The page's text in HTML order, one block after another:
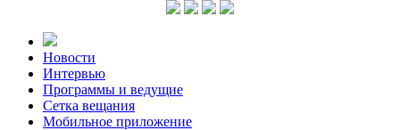
Новости
Интервью
Программы и ведущие
Сетка вещания
Мобильное приложение